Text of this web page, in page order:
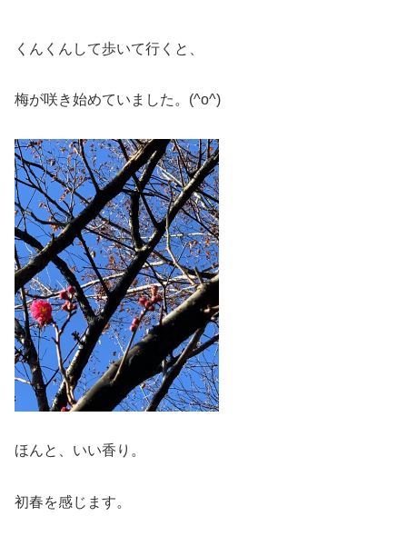
くんくんして歩いて行くと、
梅が咲き始めていました。(^o^)
ほんと、いい香り。
初春を感じます。